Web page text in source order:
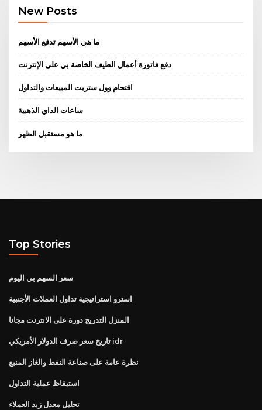
New Posts
ما هي الأسهم تدفع الأسهم
دفع فاتورة أعمال الطيف الخاصة بي على الإنترنت
اقتحام وول ستريت المبيعات والتداول
ساعات الداي الذهبية
ما هو مستقبل الظهر
Top Stories
سعر السهم بي اليوم
استرو استراتيجية تداول العملات الأجنبية
المنزل التدريج دورة على الانترنت مجانا
تاريخ سعر صرف الدولار الأمريكي idr
نظرة عامة على صناعة النفط والغاز المنبع
استيقاظ عملية التداول
تحليل معدل زبد العملاء